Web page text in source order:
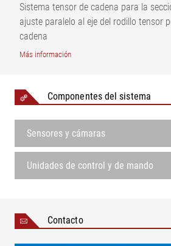
Sistema tensor de cadena para la
ajuste paralelo al eje del rodillo tensor
cadena
Más información
Componentes del sistema
Sensores y cámaras
Unidades de control y de mando
Contacto